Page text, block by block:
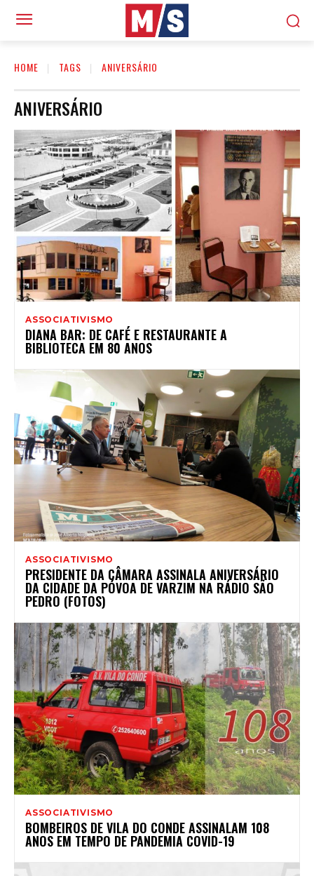
HOME TAGS ANIVERSÁRIO
ANIVERSÁRIO
ASSOCIATIVISMO
DIANA BAR: DE CAFÉ E RESTAURANTE A
BIBLIOTECA EM 80 ANOS
ASSOCIATIVISMO
PRESIDENTE DA CÂMARA ASSINALA ANIVERSÁRIO
DA CIDADE DA PÓVOA DE VARZIM NA RÁDIO SÃO
PEDRO (FOTOS)
ASSOCIATIVISMO
BOMBEIROS DE VILA DO CONDE ASSINALAM 108
ANOS EM TEMPO DE PANDEMIA COVID-19